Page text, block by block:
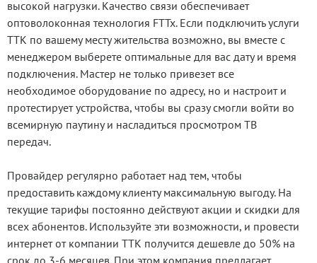
высокой нагрузки. Качество связи обеспечивает
оптоволоконная технология FTTx. Если подключить услуги
ТТК по вашему месту жительства возможно, вы вместе с
менеджером выберете оптимальные для вас дату и время
подключения. Мастер не только привезет все
необходимое оборудование по адресу, но и настроит и
протестирует устройства, чтобы вы сразу смогли войти во
всемирную паутину и насладиться просмотром ТВ
передач.
Провайдер регулярно работает над тем, чтобы
предоставить каждому клиенту максимальную выгоду. На
текущие тарифы постоянно действуют акции и скидки для
всех абонентов. Используйте эти возможности, и провести
интернет от компании ТТК получится дешевле до 50% на